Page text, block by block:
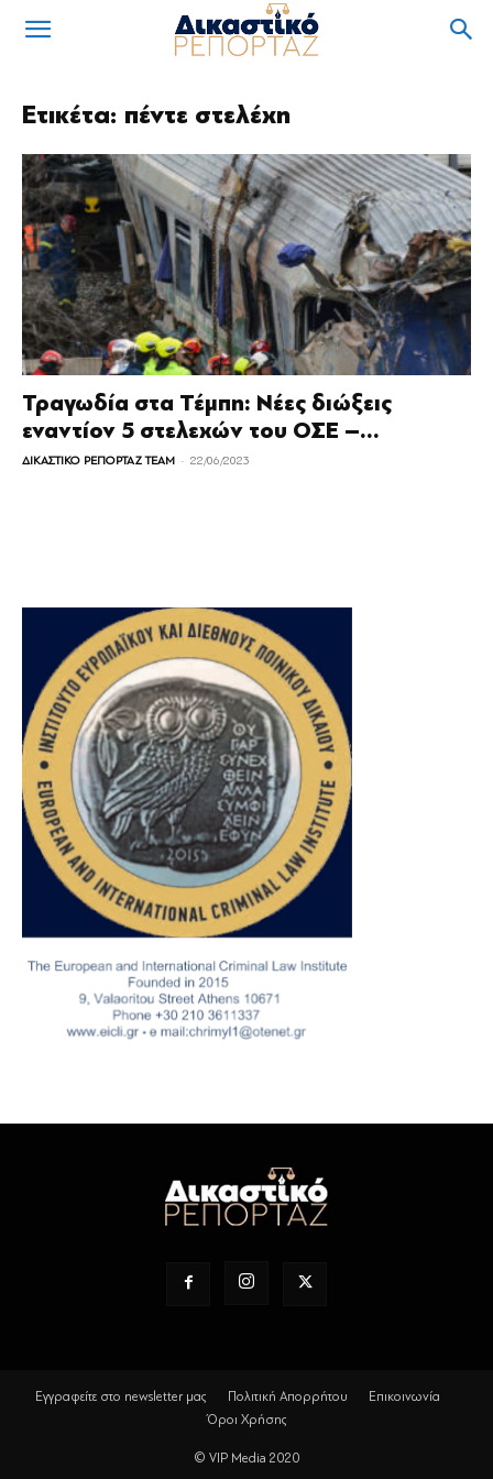
Ετικέτα: πέντε στελέχη
Τραγωδία στα Τέμπη: Νέες διώξεις
εναντίον 5 στελεχών του ΟΣΕ –...
ΔΙΚΑΣΤΙΚΟ ΡΕΠΟΡΤΑΖ TEAM - 22/06/2023
Εγγραφείτε στο newsletter μας Πολιτική Απορρήτου
Επικοινωνία
Όροι Χρήσης
© VIP Media 2020